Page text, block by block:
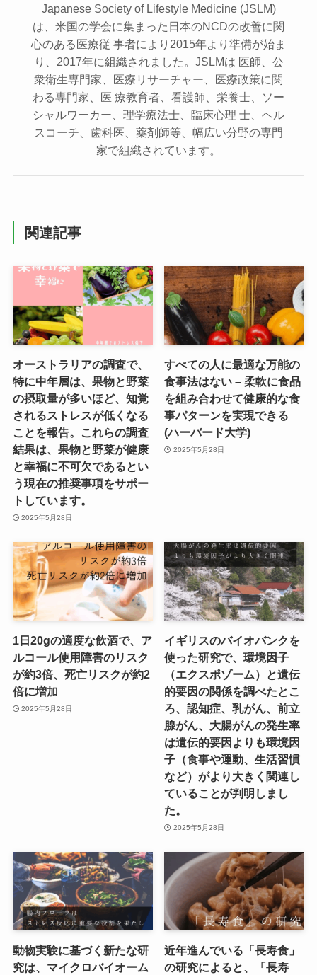
Japanese Society of Lifestyle Medicine (JSLM)
は、⽶国の学会に集まった⽇本のNCDの改善に関
⼼のある医療従 事者により2015年より準備が始ま
り、2017年に組織されました。JSLMは 医師、公
衆衛⽣専⾨家、医療リサーチャー、医療政策に関
わる専⾨家、医 療教育者、看護師、栄養⼠、ソー
シャルワーカー、理学療法⼠、臨床⼼理 ⼠、ヘル
スコーチ、⻭科医、薬剤師等、幅広い分野の専⾨
家で組織されています。
関連記事
オーストラリアの調査で、
特に中年層は、果物と野菜
の摂取量が多いほど、知覚
されるストレスが低くなる
ことを報告。これらの調査
結果は、果物と野菜が健康
と幸福に不可欠であるとい
う現在の推奨事項をサポー
トしています。
2025年5月28日
すべての人に最適な万能の
食事法はない – 柔軟に食品
を組み合わせて健康的な食
事パターンを実現できる
(ハーバード大学)
2025年5月28日
1日20gの適度な飲酒で、ア
ルコール使用障害のリスク
が約3倍、死亡リスクが約2
倍に増加
2025年5月28日
イギリスのバイオバンクを
使った研究で、環境因子
（エクスポゾーム）と遺伝
的要因の関係を調べたとこ
ろ、認知症、乳がん、前立
腺がん、大腸がんの発生率
は遺伝的要因よりも環境因
子（食事や運動、生活習慣
など）がより大きく関連し
ていることが判明しまし
た。
2025年5月28日
動物実験に基づく新たな研
究は、マイクロバイオーム
近年進んでいる「長寿食」
の研究によると、「長寿